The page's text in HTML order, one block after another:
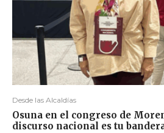
Desde las Alcaldías
Osuna en el congreso de
discurso nacional es tu